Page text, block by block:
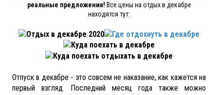
реальные предложения! Все цены на отдых в декабре
находятся тут:
Отпуск в декабре - это совсем не наказание, как кажется на
первый взгляд. Последний месяц года также можно